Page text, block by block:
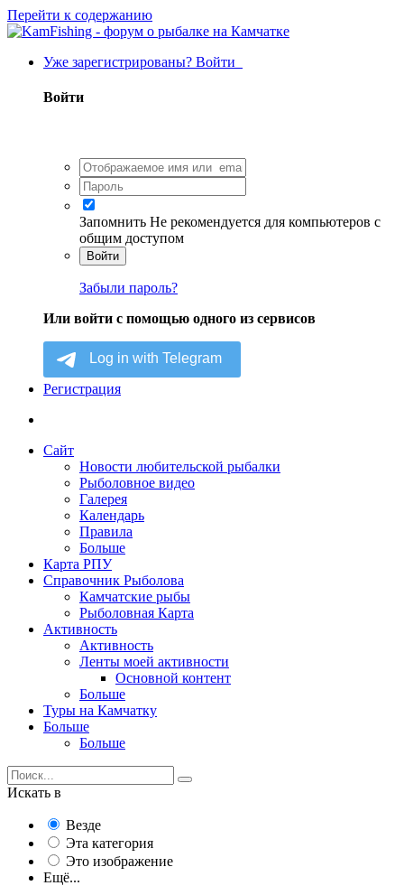
Перейти к содержанию
Уже зарегистрированы? Войти
Войти
Запомнить Не рекомендуется для компьютеров с
общим доступом
Войти
Забыли пароль?
Или войти с помощью одного из сервисов
Регистрация
Сайт
Новости любительской рыбалки
Рыболовное видео
Галерея
Календарь
Правила
Больше
Карта РПУ
Справочник Рыболова
Камчатские рыбы
Рыболовная Карта
Активность
Активность
Ленты моей активности
Основной контент
Больше
Туры на Камчатку
Больше
Больше
Искать в
Везде
Эта категория
Это изображение
Ещё...